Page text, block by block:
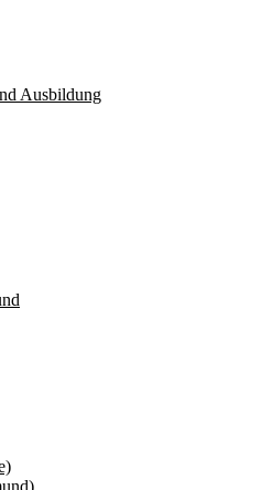
Ausbildung